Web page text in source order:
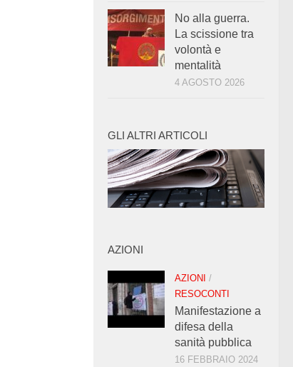
No alla guerra.
La scissione tra
volontà e
mentalità
4 AGOSTO 2026
GLI ALTRI ARTICOLI
AZIONI
AZIONI /
RESOCONTI
Manifestazione a
difesa della
sanità pubblica
16 FEBBRAIO 2024